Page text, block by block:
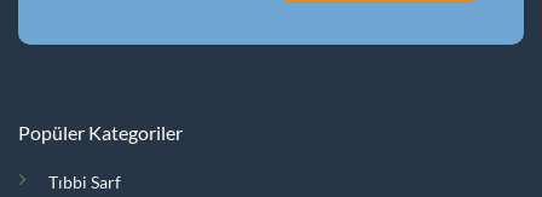
Popüler Kategoriler
Tıbbi Sarf